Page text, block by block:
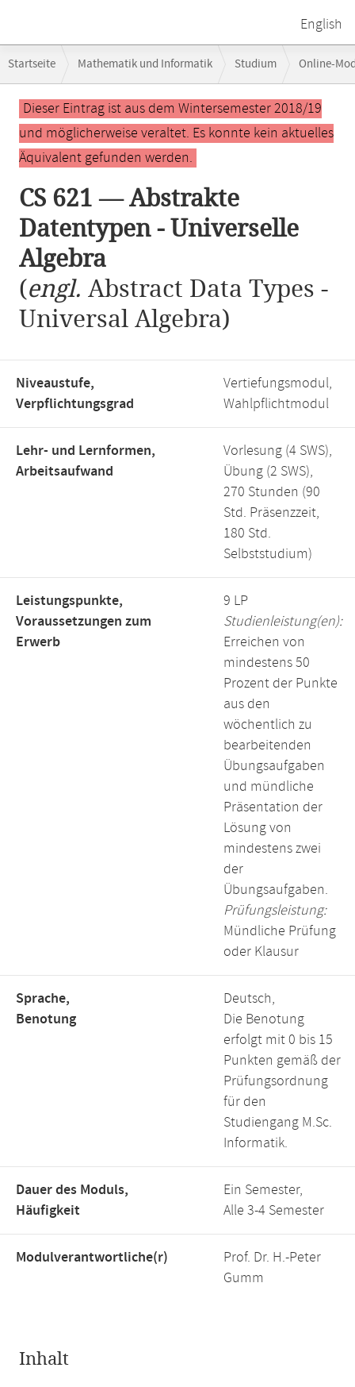
English
Navigation
Startseite Mathematik und Informatik Studium Online-
CS 621 — Abstrakte Datentypen - Universelle Algebra
Hauptinhalt
Dieser Eintrag ist aus dem Wintersemester 2018/19
und möglicherweise veraltet. Es konnte kein aktuelles
Äquivalent gefunden werden.
CS 621 — Abstrakte
Datentypen - Universelle
Algebra
(engl. Abstract Data Types -
Universal Algebra)
Niveaustufe,
Verpflichtungsgrad
Vertiefungsmodul,
Wahlpflichtmodul
Lehr- und Lernformen,
Arbeitsaufwand
Vorlesung (4 SWS),
Übung (2 SWS),
270 Stunden (90
Std. Präsenzzeit,
180 Std.
Selbststudium)
Leistungspunkte,
Voraussetzungen zum
Erwerb
9 LP
Studienleistung(en):
Erreichen von
mindestens 50
Prozent der Punkte
aus den
wöchentlich zu
bearbeitenden
Übungsaufgaben
und mündliche
Präsentation der
Lösung von
mindestens zwei
der
Übungsaufgaben.
Prüfungsleistung:
Mündliche Prüfung
oder Klausur
Sprache,
Benotung
Deutsch,
Die Benotung
erfolgt mit 0 bis 15
Punkten gemäß der
Prüfungsordnung
für den
Studiengang M.Sc.
Informatik.
Dauer des Moduls,
Häufigkeit
Ein Semester,
Alle 3-4 Semester
Modulverantwortliche(r)
Prof. Dr. H.-Peter
Gumm
Inhalt